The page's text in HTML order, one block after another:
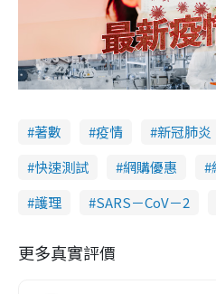
著數 疫情 新冠肺炎
快速測試
網購優惠
護理
SARS－CoV－2
更多真實評價